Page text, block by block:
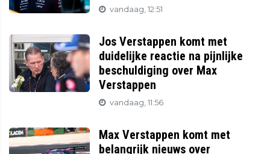
vandaag, 12:51
Jos Verstappen komt met
duidelijke reactie na pijnlijke
beschuldiging over Max
Verstappen
vandaag, 11:56
Max Verstappen komt met
belangrijk nieuws over